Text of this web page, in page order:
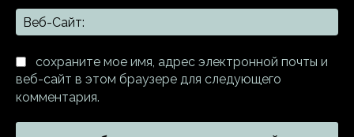
сохраните мое имя, адрес электронной почты и
веб-сайт в этом браузере для следующего
комментария.